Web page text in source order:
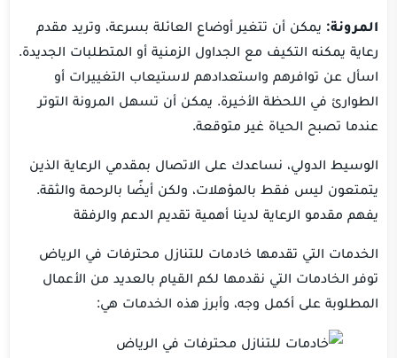
المرونة: يمكن أن تتغير أوضاع العائلة بسرعة، وتريد مقدم
رعاية يمكنه التكيف مع الجداول الزمنية أو المتطلبات الجديدة.
اسأل عن توافرهم واستعدادهم لاستيعاب التغييرات أو
الطوارئ في اللحظة الأخيرة. يمكن أن تسهل المرونة التوتر
عندما تصبح الحياة غير متوقعة.
الوسيط الدولي، نساعدك على الاتصال بمقدمي الرعاية الذين
يتمتعون ليس فقط بالمؤهلات، ولكن أيضًا بالرحمة والثقة.
يفهم مقدمو الرعاية لدينا أهمية تقديم الدعم والرفقة
الخدمات التي تقدمها خادمات للتنازل محترفات في الرياض
توفر الخادمات التي نقدمها لكم القيام بالعديد من الأعمال
المطلوبة على أكمل وجه، وأبرز هذه الخدمات هي: